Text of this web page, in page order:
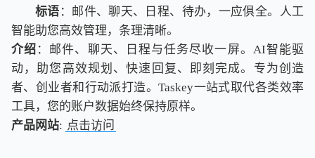
标语 ：邮件、聊天、日程、待办，一应俱全。人工
智能助您高效管理，条理清晰。
介绍 ：邮件、聊天、日程与任务尽收一屏。AI智能驱
动，助您高效规划、快速回复、即刻完成。专为创造
者、创业者和行动派打造。Taskey一站式取代各类效率
工具，您的账户数据始终保持原样。
产品网站: 点击访问